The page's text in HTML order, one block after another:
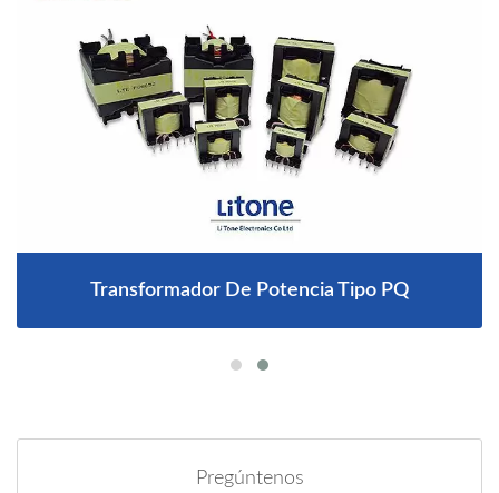
Transformador De Potencia Tipo PQ
Pregúntenos